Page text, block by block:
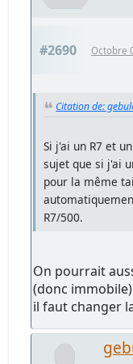
#2690 Octobre
Citation de:
Si j'ai un R7 et
sujet que si j'ai
pour la même
R7/500.
On pourrait
(donc
il faut changer